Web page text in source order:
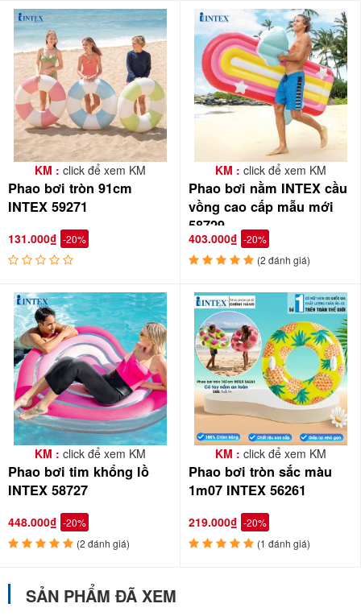
KM : click để xem KM
Phao bơi tròn 91cm
INTEX 59271
131.000₫ -20%
KM : click để xem KM
Phao bơi nằm INTEX cầu
vồng cao cấp mẫu mới
58729
403.000₫ -20%
(2 đánh giá)
KM : click để xem KM
Phao bơi tim khổng lồ
INTEX 58727
448.000₫ -20%
(2 đánh giá)
KM : click để xem KM
Phao bơi tròn sắc màu
1m07 INTEX 56261
219.000₫ -20%
(1 đánh giá)
SẢN PHẨM ĐÃ XEM